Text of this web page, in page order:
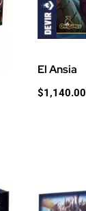
El Ansia
$1,140.00